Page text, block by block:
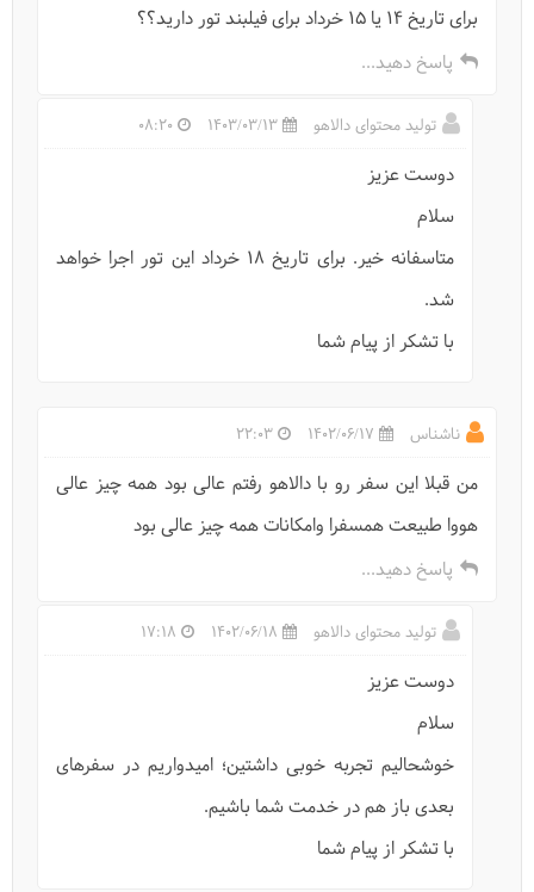
برای تاریخ ۱۴ یا ۱۵ خرداد برای فیلبند تور دارید؟؟
پاسخ دهید...
تولید محتوای دالاهو 1403/03/13
08:20
دوست عزیز
سلام
متاسفانه خیر. برای تاریخ 18 خرداد این تور اجرا خواهد
شد.
با تشکر از پیام شما
ناشناس 1402/06/17
22:03
من قبلا این سفر رو با دالاهو رفتم عالی بود همه چیز عالی
هووا طبیعت همسفرا و‌امکانات همه چیز عالی بود
پاسخ دهید...
تولید محتوای دالاهو 1402/06/18
17:18
دوست عزیز
سلام
خوشحالیم تجربه خوبی داشتین؛ امیدواریم در سفرهای
بعدی باز هم در خدمت شما باشیم.
با تشکر از پیام شما